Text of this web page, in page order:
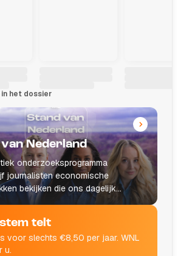
het dossier
Nederland
onderzoeksprogramma
journalisten economische
bekijken die ons dagelijks
telt
voor slechts €8,50 per jaar. WNL
u.